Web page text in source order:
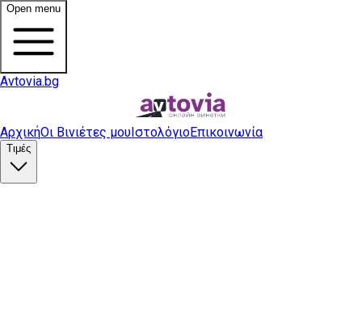
Open menu
Avtovia.bg
ΑρχικήΟι Βινιέτες μουΙστολόγιοΕπικοινωνία
Τιμές